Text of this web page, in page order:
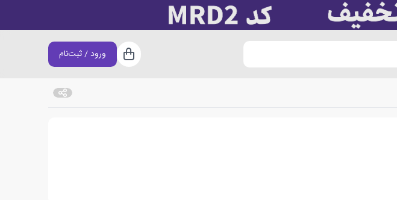
سبد خرید
ورود / ثبت‌نام